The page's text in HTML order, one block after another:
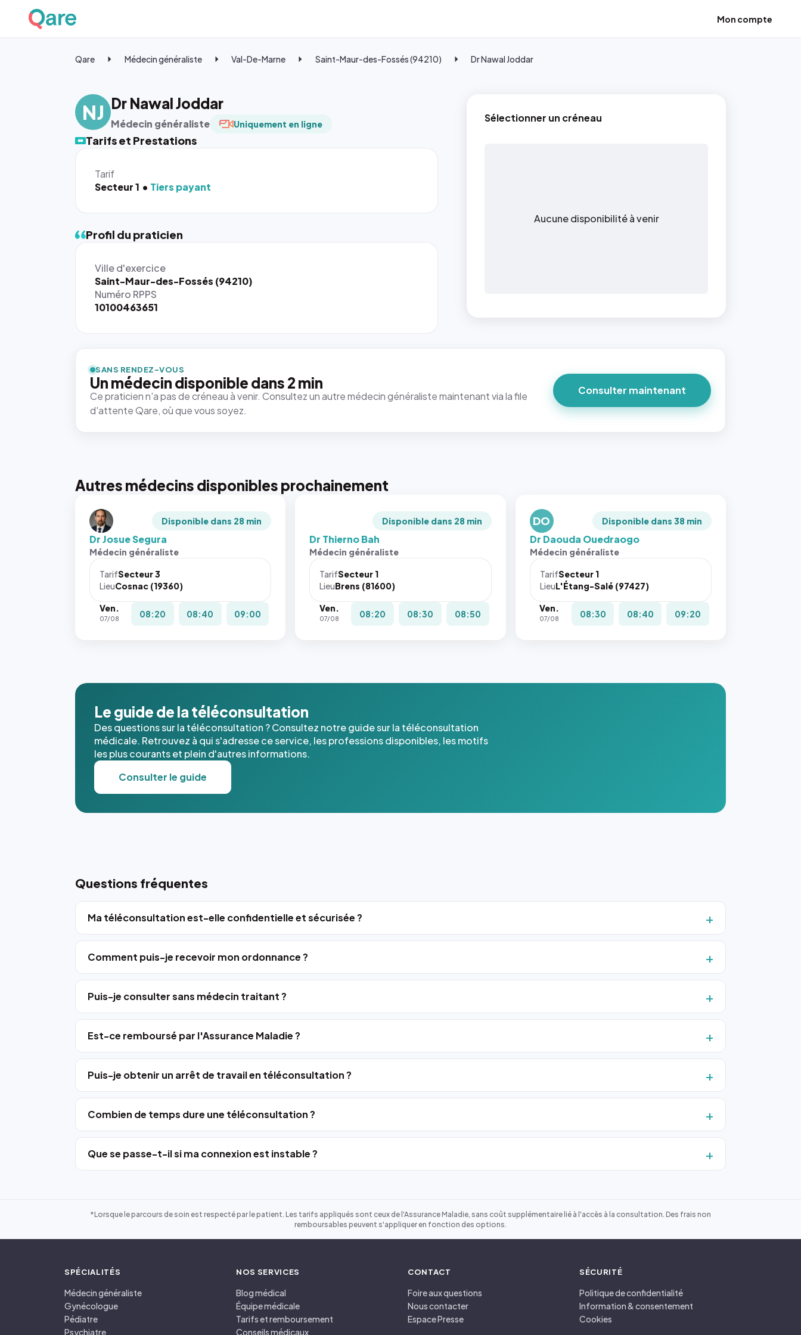
Mon compte
Qare Médecin généraliste Val-De-Marne Saint-Maur-des-Fossés (94210) Dr Nawal Joddar
NJ Dr Nawal Joddar
Médecin généraliste Uniquement en ligne
Tarifs et Prestations
Tarif
Secteur 1
Tiers payant
Sélectionner un créneau
Aucune disponibilité à venir
Profil du praticien
Ville d'exercice
Saint-Maur-des-Fossés (94210)
Numéro RPPS
10100463651
SANS RENDEZ-VOUS
Un médecin disponible dans 2 min
Ce praticien n'a pas de créneau à venir. Consultez un autre médecin généraliste maintenant via la file
d'attente Qare, où que vous soyez.
Consulter maintenant
Autres médecins disponibles prochainement
Disponible dans 28 min
Dr Josue Segura
Médecin généraliste
TarifSecteur 3
LieuCosnac (19360)
Ven.
07/08 08:20 08:40 09:00
Disponible dans 28 min
Dr Thierno Bah
Médecin généraliste
TarifSecteur 1
LieuBrens (81600)
Ven.
07/08 08:20 08:30 08:50
DO Disponible dans 38 min
Dr Daouda Ouedraogo
Médecin généraliste
TarifSecteur 1
LieuL'Étang-Salé (97427)
Ven.
07/08 08:30 08:40 09:20
Le guide de la téléconsultation
Des questions sur la téléconsultation ? Consultez notre guide sur la téléconsultation
médicale. Retrouvez à qui s'adresse ce service, les professions disponibles, les motifs
les plus courants et plein d'autres informations.
Consulter le guide
Questions fréquentes
Ma téléconsultation est-elle confidentielle et sécurisée ?
Comment puis-je recevoir mon ordonnance ?
Puis-je consulter sans médecin traitant ?
Est-ce remboursé par l'Assurance Maladie ?
Puis-je obtenir un arrêt de travail en téléconsultation ?
Combien de temps dure une téléconsultation ?
Que se passe-t-il si ma connexion est instable ?
*Lorsque le parcours de soin est respecté par le patient. Les tarifs appliqués sont ceux de l'Assurance Maladie, sans coût supplémentaire lié à l'accès à la consultation. Des frais non
remboursables peuvent s'appliquer en fonction des options.
SPÉCIALITÉS
Médecin généraliste
Gynécologue
Pédiatre
Psychiatre
NOS SERVICES
Blog médical
Équipe médicale
Tarifs et remboursement
Conseils médicaux
CONTACT
Foire aux questions
Nous contacter
Espace Presse
SÉCURITÉ
Politique de confidentialité
Information & consentement
Cookies